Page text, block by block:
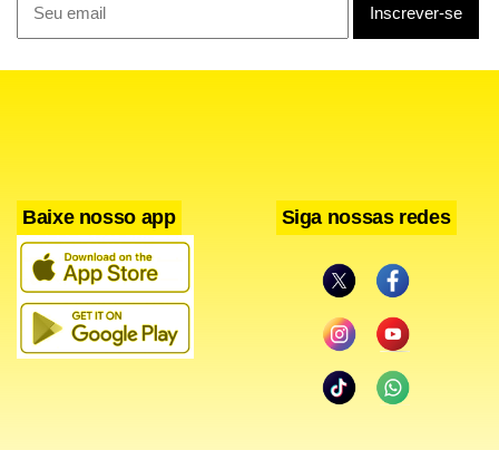
Baixe nosso app Siga nossas redes